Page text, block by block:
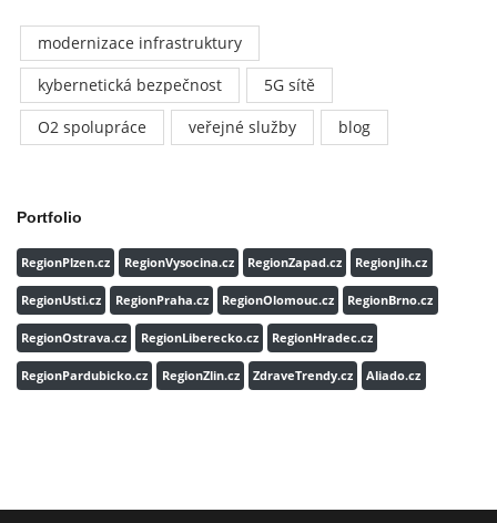
modernizace infrastruktury
kybernetická bezpečnost
5G sítě
O2 spolupráce
veřejné služby blog
Portfolio
RegionPlzen.cz RegionVysocina.cz RegionZapad.cz RegionJih.cz
RegionUsti.cz RegionPraha.cz RegionOlomouc.cz RegionBrno.cz
RegionOstrava.cz RegionLiberecko.cz RegionHradec.cz
RegionPardubicko.cz RegionZlin.cz ZdraveTrendy.cz Aliado.cz